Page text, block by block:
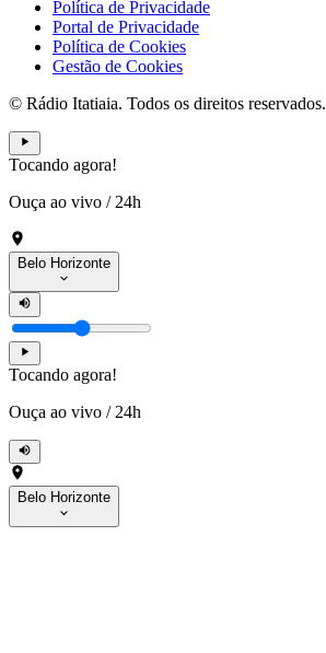
Política de Privacidade
Portal de Privacidade
Política de Cookies
Gestão de Cookies
© Rádio Itatiaia. Todos os direitos reservados.
Tocando agora!
Ouça ao vivo / 24h
Belo Horizonte
Tocando agora!
Ouça ao vivo / 24h
Belo Horizonte